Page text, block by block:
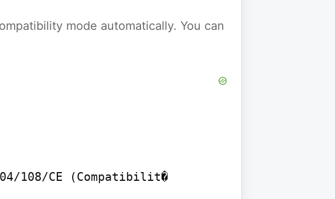
mode automatically. You can
108/CE (Compatibilit�